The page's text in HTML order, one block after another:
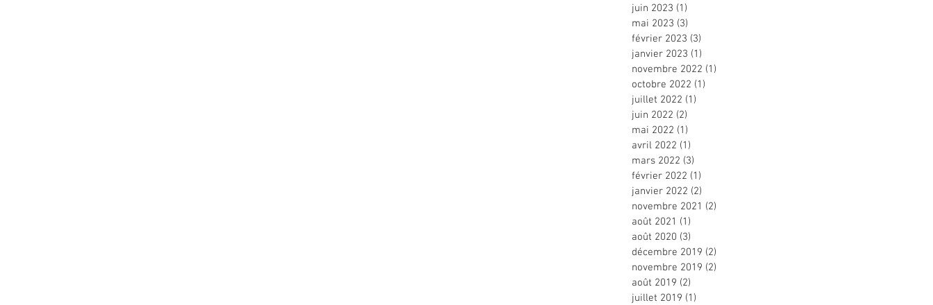
juin 2023 (1)
mai 2023 (3)
février 2023 (3)
janvier 2023 (1)
novembre 2022 (1)
octobre 2022 (1)
juillet 2022 (1)
juin 2022 (2)
mai 2022 (1)
avril 2022 (1)
mars 2022 (3)
février 2022 (1)
janvier 2022 (2)
novembre 2021 (2)
août 2021 (1)
août 2020 (3)
décembre 2019 (2)
novembre 2019 (2)
août 2019 (2)
juillet 2019 (1)